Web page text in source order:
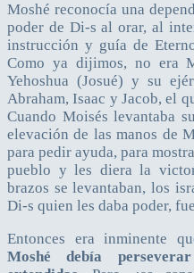
Moshé reconocía una
poder de Di-s al orar, al
instrucción y guía de
Como ya dijimos, no era
Yehoshua (Josué) y su
Abraham, Isaac y Jacob, el
Cuando Moisés levantaba
elevación de las manos de
para pedir ayuda, para
pueblo y les diera la
brazos se levantaban, los
Di-s quien les daba poder,
Entonces era inminente
Moshé debía